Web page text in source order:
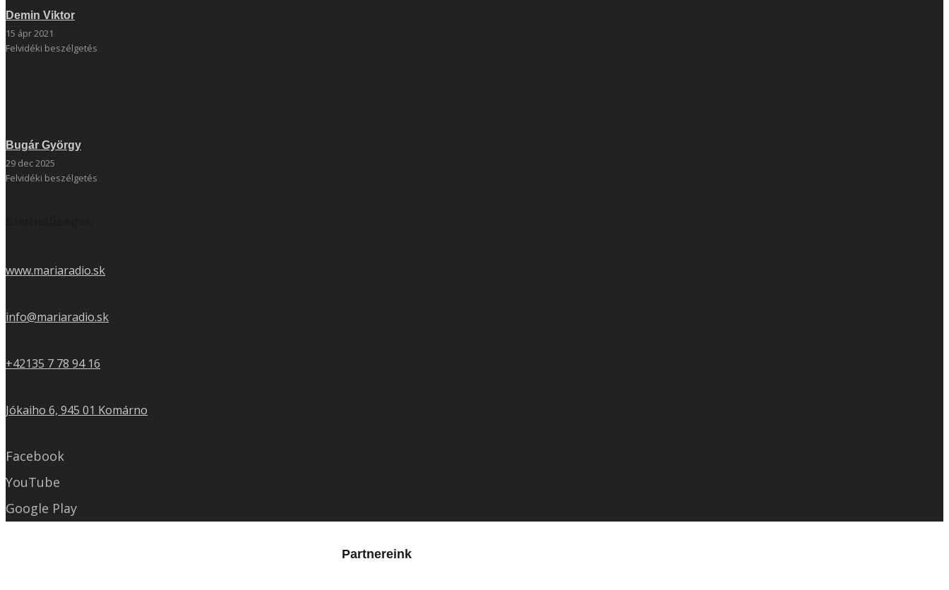
Demin Viktor
15 ápr 2021
Felvidéki beszélgetés
Bugár György
29 dec 2025
Felvidéki beszélgetés
www.mariaradio.sk
info@mariaradio.sk
+42135 7 78 94 16
Jókaiho 6, 945 01 Komárno
Facebook
YouTube
Google Play
Partnereink